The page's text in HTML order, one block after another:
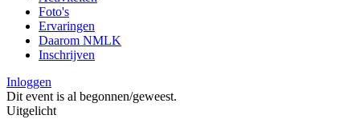
Foto's
Ervaringen
Daarom NMLK
Inschrijven
Inloggen
Dit event is al begonnen/geweest.
Uitgelicht